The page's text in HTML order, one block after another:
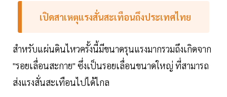
เปิดสาเหตุแรงสั่นสะเทือนถึงประเทศไทย
สำหรับแผ่นดินไหวครั้งนี้มีขนาดรุนแรงมากรวมถึงเกิดจาก
"รอยเลื่อนสะกาย" ซึ่งเป็นรอยเลื่อนขนาดใหญ่ ที่สามารถ
ส่งแรงสั่นสะเทือนไปได้ไกล